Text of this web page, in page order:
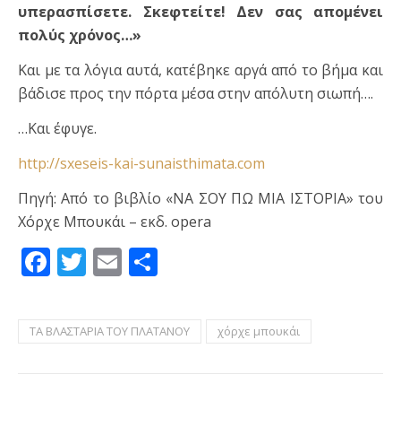
υπερασπίσετε. Σκεφτείτε! Δεν σας απομένει
πολύς χρόνος…»
Και με τα λόγια αυτά, κατέβηκε αργά από το βήμα και
βάδισε προς την πόρτα μέσα στην απόλυτη σιωπή….
…Και έφυγε.
http://sxeseis-kai-sunaisthimata.com
Πηγή: Από το βιβλίο «ΝΑ ΣΟΥ ΠΩ ΜΙΑ ΙΣΤΟΡΙΑ» του
Χόρχε Μπουκάι – εκδ. opera
Facebook
Twitter
Email
ΤΑ ΒΛΑΣΤΑΡΙΑ ΤΟΥ ΠΛΑΤΑΝΟΥ χόρχε μπουκάι